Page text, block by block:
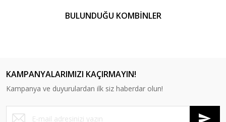
BULUNDUĞU KOMBİNLER
RP 25 Puf RP 26 Puf RP 27 Puf
KAMPANYALARIMIZI KAÇIRMAYIN!
Kampanya ve duyurulardan ilk siz haberdar olun!